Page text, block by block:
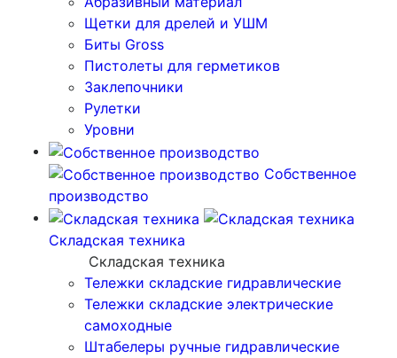
Щетки для дрелей и УШМ
Биты Gross
Пистолеты для герметиков
Заклепочники
Рулетки
Уровни
Собственное
производство
Складская техника
Складская техника
Тележки складские гидравлические
Тележки складские электрические
самоходные
Штабелеры ручные гидравлические